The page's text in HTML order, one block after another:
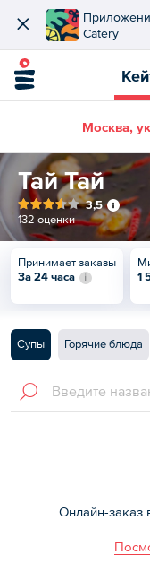
Catery
Москва,
Тай Тай
3,5
132 оценки
Принимает заказы
За 24 часа
1
Супы Горячие блюда
Онлайн-заказ